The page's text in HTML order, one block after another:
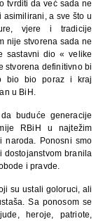
tvrditi da već sada ne
a sve što u
vjere i tradicije
nije stvorena sada ne
sastavni dio « velike
stvorena definitivno bi
bio bio poraz i kraj
u BiH.
buduće generacije
RBiH u najtežim
naroda. Ponosni smo
dostojanstvom branila
i pravde.
su ustali goloruci, ali
Sa ponosom se
heroje, patriote,